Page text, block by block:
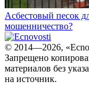
Асбестовый песок
мошенничество?
© 2014—2026,
Запрещено
материалов без
на источник.